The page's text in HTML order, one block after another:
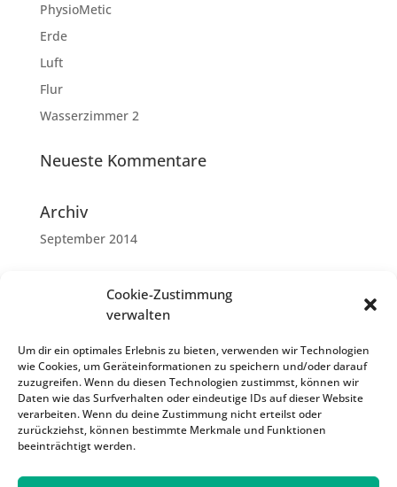
Cookie-Zustimmung
verwalten
Um dir ein optimales Erlebnis zu bieten, verwenden wir Technologien
wie Cookies, um Geräteinformationen zu speichern und/oder darauf
zuzugreifen. Wenn du diesen Technologien zustimmst, können wir
Daten wie das Surfverhalten oder eindeutige IDs auf dieser Website
verarbeiten. Wenn du deine Zustimmung nicht erteilst oder
zurückziehst, können bestimmte Merkmale und Funktionen
beeinträchtigt werden.
PhysioMetic
Erde
Luft
Flur
Wasserzimmer 2
Neueste Kommentare
Archiv
September 2014
Meta
Anmelden
Eintrags-Feed
Kommentar-Feed